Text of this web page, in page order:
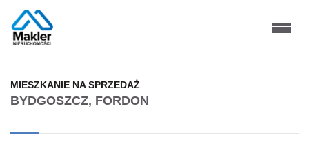
BYDGOSZCZ, FORDON
MIESZKANIE NA SPRZEDAŻ